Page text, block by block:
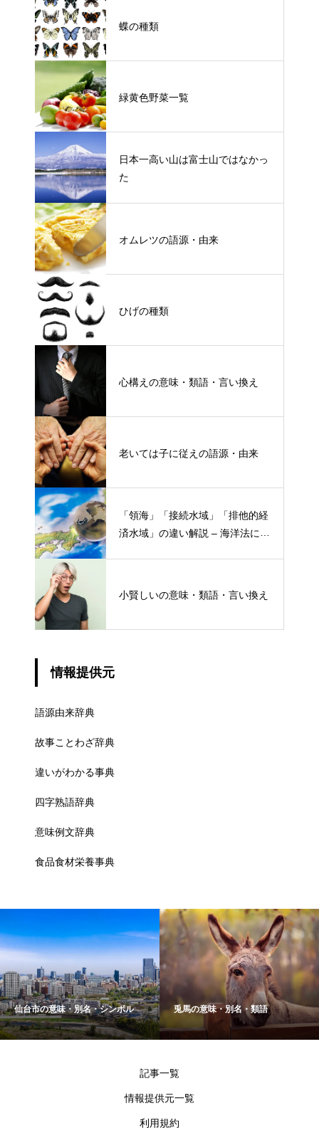
蝶の種類
緑黄色野菜一覧
日本一高い山は富士山ではなかっ
た
オムレツの語源・由来
ひげの種類
心構えの意味・類語・言い換え
老いては子に従えの語源・由来
「領海」「接続水域」「排他的経
済水域」の違い解説 – 海洋法にお
小賢しいの意味・類語・言い換え
情報提供元
語源由来辞典
故事ことわざ辞典
違いがわかる事典
四字熟語辞典
意味例文辞典
食品食材栄養事典
仙台市の意味・別名・シンボル 兎馬の意味・別名・類語
記事一覧
情報提供元一覧
利用規約